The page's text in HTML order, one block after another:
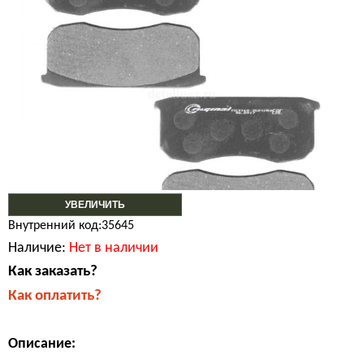
УВЕЛИЧИТЬ
Внутренний код:35645
Наличие: Нет в наличии
Как заказать?
Как оплатить?
Описание: